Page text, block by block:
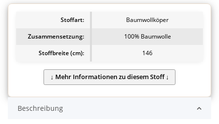
Stoffart:
Baumwollköper
Zusammensetzung:
100% Baumwolle
Stoffbreite (cm):
146
Beschreibung